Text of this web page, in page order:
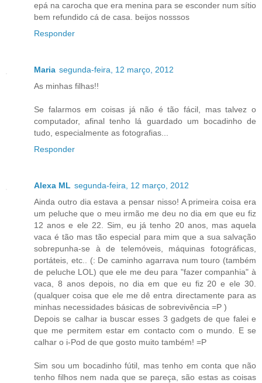
epá na carocha que era menina para se esconder num sítio
bem refundido cá de casa. beijos nosssos
Responder
Maria segunda-feira, 12 março, 2012
As minhas filhas!!
Se falarmos em coisas já não é tão fácil, mas talvez o
computador, afinal tenho lá guardado um bocadinho de
tudo, especialmente as fotografias...
Responder
Alexa ML segunda-feira, 12 março, 2012
Ainda outro dia estava a pensar nisso! A primeira coisa era
um peluche que o meu irmão me deu no dia em que eu fiz
12 anos e ele 22. Sim, eu já tenho 20 anos, mas aquela
vaca é tão mas tão especial para mim que a sua salvação
sobrepunha-se à de telemóveis, máquinas fotográficas,
portáteis, etc.. (: De caminho agarrava num touro (também
de peluche LOL) que ele me deu para "fazer companhia" à
vaca, 8 anos depois, no dia em que eu fiz 20 e ele 30.
(qualquer coisa que ele me dê entra directamente para as
minhas necessidades básicas de sobrevivência =P )
Depois se calhar ia buscar esses 3 gadgets de que falei e
que me permitem estar em contacto com o mundo. E se
calhar o i-Pod de que gosto muito também! =P
Sim sou um bocadinho fútil, mas tenho em conta que não
tenho filhos nem nada que se pareça, são estas as coisas